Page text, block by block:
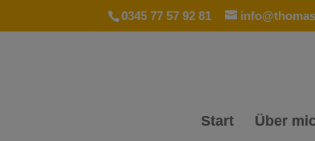
0345 77 57 92 81
Start Über